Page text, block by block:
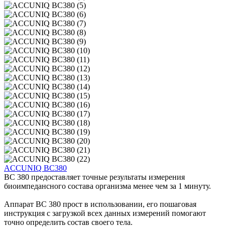
ACCUNIQ BC380
BC 380 предоставляет точные результаты измерения
биоимпедансного состава организма менее чем за 1 минуту.
Аппарат BC 380 прост в использовании, его пошаговая
инструкция с загрузкой всех данных измерений помогают
точно определить состав своего тела.